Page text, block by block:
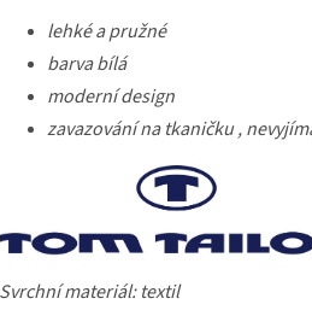
lehké a pružné
barva bílá
moderní design
zavazování na tkaničku ,
Svrchní materiál: textil